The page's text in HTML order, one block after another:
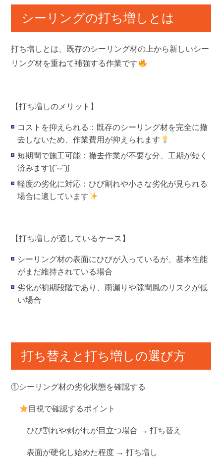
シーリングの打ち増しとは
打ち増し とは、既存のシーリング材の上から新しいシー
リング材を重ねて補強する作業です
【打ち増しのメリット】
コストを抑えられる ：既存のシーリング材を完全に撤
去しないため、作業費用が抑えられます
短期間で施工可能 ：撤去作業が不要な分、工期が短く
済みますƪ(˘⌣˘)ʃ
軽度の劣化に対応 ：ひび割れや小さな劣化が見られる
場合に適しています
【打ち増しが適しているケース】
シーリング材の表面にひびが入っているが、基本性能
がまだ維持されている場合
劣化が初期段階であり、雨漏りや隙間風のリスクが低
い場合
打ち替えと打ち増しの選び方
①シーリング材の劣化状態を確認する
目視で確認するポイント
ひび割れや剥がれが目立つ場合 →打ち替え
表面が硬化し始めた程度 →打ち増し